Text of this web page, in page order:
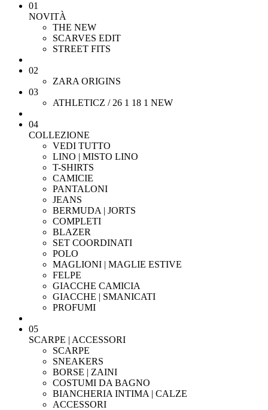
01
NOVITÀ
THE NEW
SCARVES EDIT
STREET FITS
02
ZARA ORIGINS
03
ATHLETICZ / 26 1 18 1 NEW
04
COLLEZIONE
VEDI TUTTO
LINO | MISTO LINO
T-SHIRTS
CAMICIE
PANTALONI
JEANS
BERMUDA | JORTS
COMPLETI
BLAZER
SET COORDINATI
POLO
MAGLIONI | MAGLIE ESTIVE
FELPE
GIACCHE CAMICIA
GIACCHE | SMANICATI
PROFUMI
05
SCARPE | ACCESSORI
SCARPE
SNEAKERS
BORSE | ZAINI
COSTUMI DA BAGNO
BIANCHERIA INTIMA | CALZE
ACCESSORI